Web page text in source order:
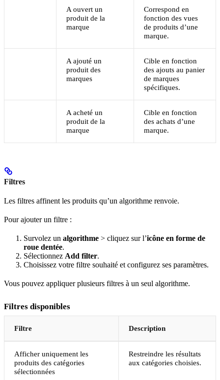
A ouvert un
produit de la
marque
Correspond en
fonction des vues
de produits d’une
marque.
A ajouté un
produit des
marques
Cible en fonction
des ajouts au panier
de marques
spécifiques.
A acheté un
produit de la
marque
Cible en fonction
des achats d’une
marque.
Filtres
Les filtres affinent les produits qu’un algorithme renvoie.
Pour ajouter un filtre :
Survolez un algorithme > cliquez sur l’icône en forme de
roue dentée.
Sélectionnez Add filter.
Choisissez votre filtre souhaité et configurez ses paramètres.
Vous pouvez appliquer plusieurs filtres à un seul algorithme.
Filtres disponibles
Filtre Description
Afficher uniquement les
produits des catégories
sélectionnées
Restreindre les résultats
aux catégories choisies.